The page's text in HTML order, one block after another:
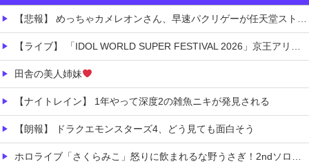
【悲報】 めっちゃカメレオンさん、早速パクリゲーが任天堂ストアに登場してしまう……
【ライブ】 「IDOL WORLD SUPER FESTIVAL 2026」京王アリーナTOKYO開催決定
田舎の美人姉妹
【ナイトレイン】 1年やって深度2の雑魚ニキが発見される
【朗報】 ドラクエモンスターズ4、どう見ても面白そう
ホロライブ「さくらみこ」怒りに飲まれるな野うさぎ！2ndソロライブで犯行予告「咲き乱れみこち」一線を越えた発言に一部35Pが酷いこと言うなと怒る